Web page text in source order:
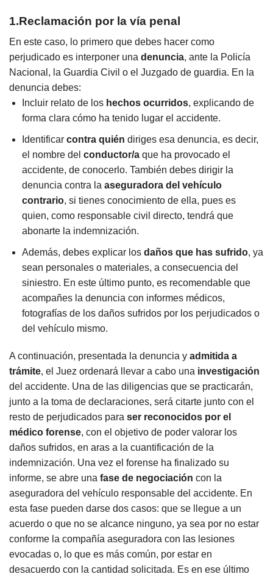
1.Reclamación por la vía penal
En este caso, lo primero que debes hacer como
perjudicado es interponer una denuncia, ante la Policía
Nacional, la Guardia Civil o el Juzgado de guardia. En la
denuncia debes:
Incluir relato de los hechos ocurridos, explicando de
forma clara cómo ha tenido lugar el accidente.
Identificar contra quién diriges esa denuncia, es decir,
el nombre del conductor/aque ha provocado el
accidente, de conocerlo. También debes dirigir la
denuncia contra la aseguradora del vehículo
contrario, si tienes conocimiento de ella, pues es
quien, como responsable civil directo, tendrá que
abonarte la indemnización.
Además, debes explicar los daños que has sufrido, ya
sean personales o materiales, a consecuencia del
siniestro. En este último punto, es recomendable que
acompañes la denuncia con informes médicos,
fotografías de los daños sufridos por los perjudicados o
del vehículo mismo.
A continuación, presentada la denuncia y admitida a
trámite, el Juez ordenará llevar a cabo una investigación
del accidente. Una de las diligencias que se practicarán,
junto a la toma de declaraciones, será citarte junto con el
resto de perjudicados para ser reconocidos por el
médico forense, con el objetivo de poder valorar los
daños sufridos, en aras a la cuantificación de la
indemnización. Una vez el forense ha finalizado su
informe, se abre una fase de negociación con la
aseguradora del vehículo responsable del accidente. En
esta fase pueden darse dos casos: que se llegue a un
acuerdo o que no se alcance ninguno, ya sea por no estar
conforme la compañía aseguradora con las lesiones
evocadas o, lo que es más común, por estar en
desacuerdo con la cantidad solicitada. Es en ese último